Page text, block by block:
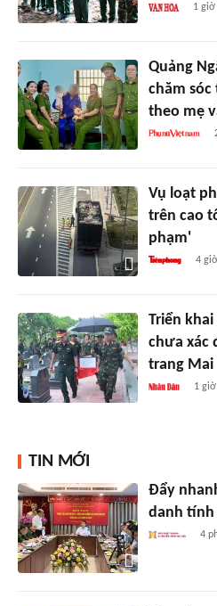
1 giờ
Quảng
chăm
theo mẹ
Vụ loạt
trên cao
phạm'
4 giờ
Triển
chưa xác
trang Mai
1 giờ
TIN MỚI
Đẩy
danh tính
4